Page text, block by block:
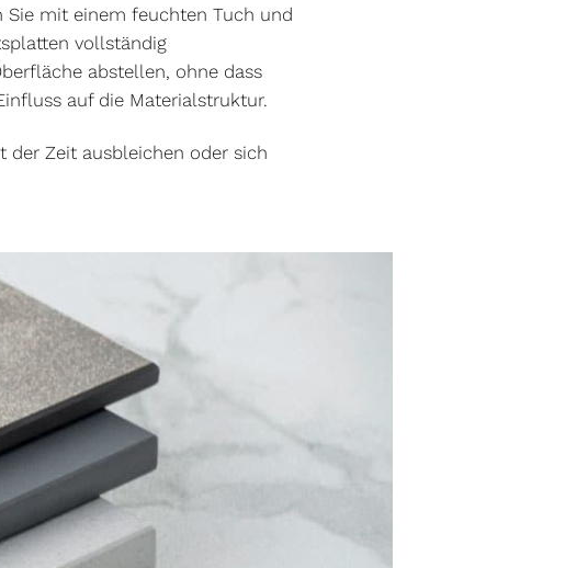
Sie mit einem feuchten Tuch und
vollständig
abstellen, ohne dass
auf die Materialstruktur.
der Zeit ausbleichen oder sich